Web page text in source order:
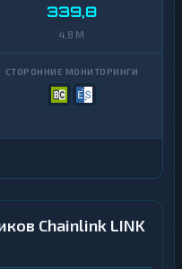
339,8
4,8 M
Chainlink LINK